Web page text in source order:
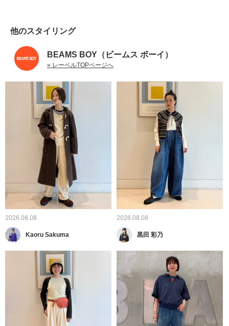
他のスタイリング
BEAMS BOY（ビームス ボーイ）
» レーベルTOPページへ
2026.08.08
Kaoru Sakuma
2026.08.08
黒田 彩乃